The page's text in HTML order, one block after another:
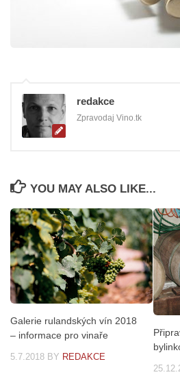
redakce
Zpravodaj Vino.tk
YOU MAY ALSO LIKE...
Galerie rulandských vín 2018
– informace pro vinaře
5.7.2018 BY REDAKCE